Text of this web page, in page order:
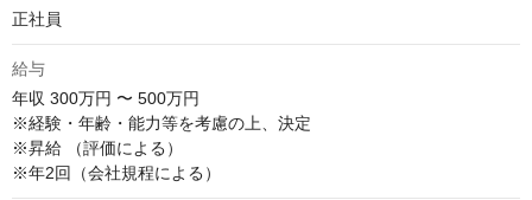
正社員
給与
年収 300万円 〜 500万円
※経験・年齢・能力等を考慮の上、決定
※昇給 （評価による）
※年2回（会社規程による）